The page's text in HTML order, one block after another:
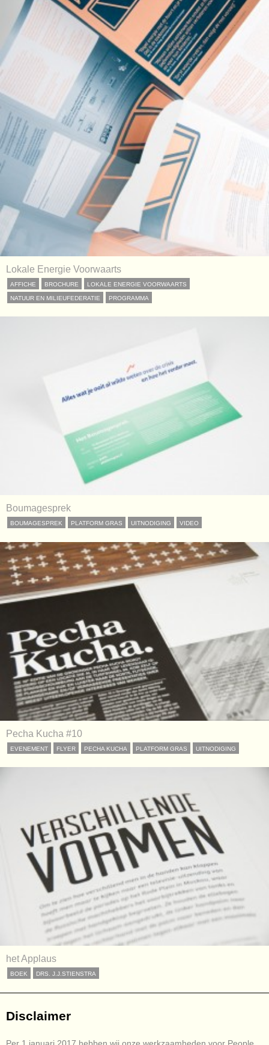
Lokale Energie Voorwaarts
AFFICHE BROCHURE LOKALE ENERGIE VOORWAARTS
NATUUR EN MILIEUFEDERATIE PROGRAMMA
Boumagesprek
BOUMAGESPREK PLATFORM GRAS UITNODIGING VIDEO
Pecha Kucha #10
EVENEMENT FLYER PECHA KUCHA PLATFORM GRAS UITNODIGING
het Applaus
BOEK DRS. J.J.STIENSTRA
Disclaimer